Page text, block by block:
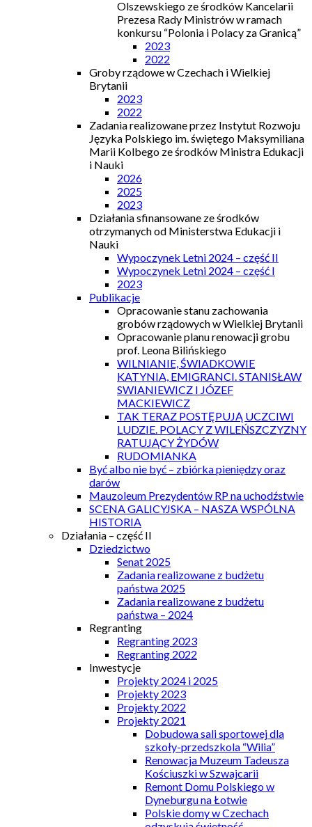
Olszewskiego ze środków Kancelarii
Prezesa Rady Ministrów w ramach
konkursu “Polonia i Polacy za Granicą”
2023
2022
Groby rządowe w Czechach i Wielkiej
Brytanii
2023
2022
Zadania realizowane przez Instytut Rozwoju
Języka Polskiego im. świętego Maksymiliana
Marii Kolbego ze środków Ministra Edukacji
i Nauki
2026
2025
2023
Działania sfinansowane ze środków
otrzymanych od Ministerstwa Edukacji i
Nauki
Wypoczynek Letni 2024 – część II
Wypoczynek Letni 2024 – część I
2023
Publikacje
Opracowanie stanu zachowania
grobów rządowych w Wielkiej Brytanii
Opracowanie planu renowacji grobu
prof. Leona Bilińskiego
WILNIANIE, ŚWIADKOWIE
KATYNIA, EMIGRANCI. STANISŁAW
SWIANIEWICZ I JÓZEF
MACKIEWICZ
TAK TERAZ POSTĘPUJĄ UCZCIWI
LUDZIE. POLACY Z WILEŃSZCZYZNY
RATUJĄCY ŻYDÓW
RUDOMIANKA
Być albo nie być – zbiórka pieniędzy oraz
darów
Mauzoleum Prezydentów RP na uchodźstwie
SCENA GALICYJSKA – NASZA WSPÓLNA
HISTORIA
Działania – część II
Dziedzictwo
Senat 2025
Zadania realizowane z budżetu
państwa 2025
Zadania realizowane z budżetu
państwa – 2024
Regranting
Regranting 2023
Regranting 2022
Inwestycje
Projekty 2024 i 2025
Projekty 2023
Projekty 2022
Projekty 2021
Dobudowa sali sportowej dla
szkoły-przedszkola “Wilia”
Renowacja Muzeum Tadeusza
Kościuszki w Szwajcarii
Remont Domu Polskiego w
Dyneburgu na Łotwie
Polskie domy w Czechach